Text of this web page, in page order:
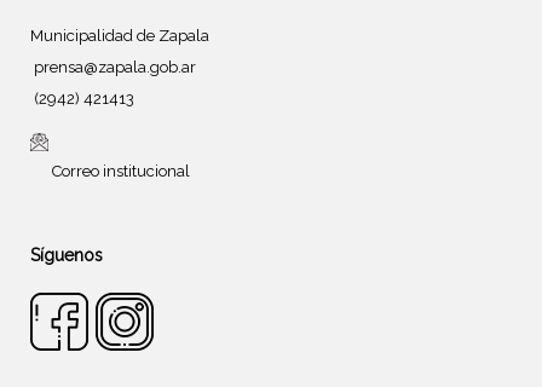
Municipalidad de Zapala
prensa@zapala.gob.ar
(2942) 421413
Correo institucional
Síguenos